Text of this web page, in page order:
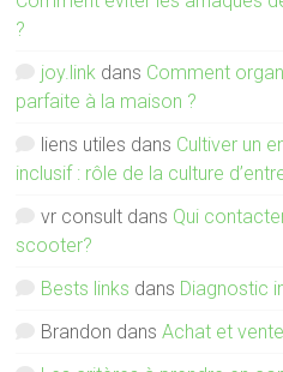
?
joy.link dans Comment
parfaite à la maison ?
liens utiles dans Cultiver un
inclusif : rôle de la culture
vr consult dans Qui
scooter?
Bests links dans Diagnostic
Brandon dansAchat et